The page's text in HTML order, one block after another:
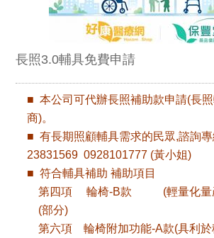
長照3.0輔具免費申請
■ 本公司可代辦長照補助款申請(長
商)。
■ 有長期照顧輔具需求的民眾,諮詢專
23831569 0928101777 (黃小姐)
■ 符合輔具補助補助項目
第四項 輪椅-B款 (輕量化量
(部分)
第六項 輪椅附加功能-A款(具利於